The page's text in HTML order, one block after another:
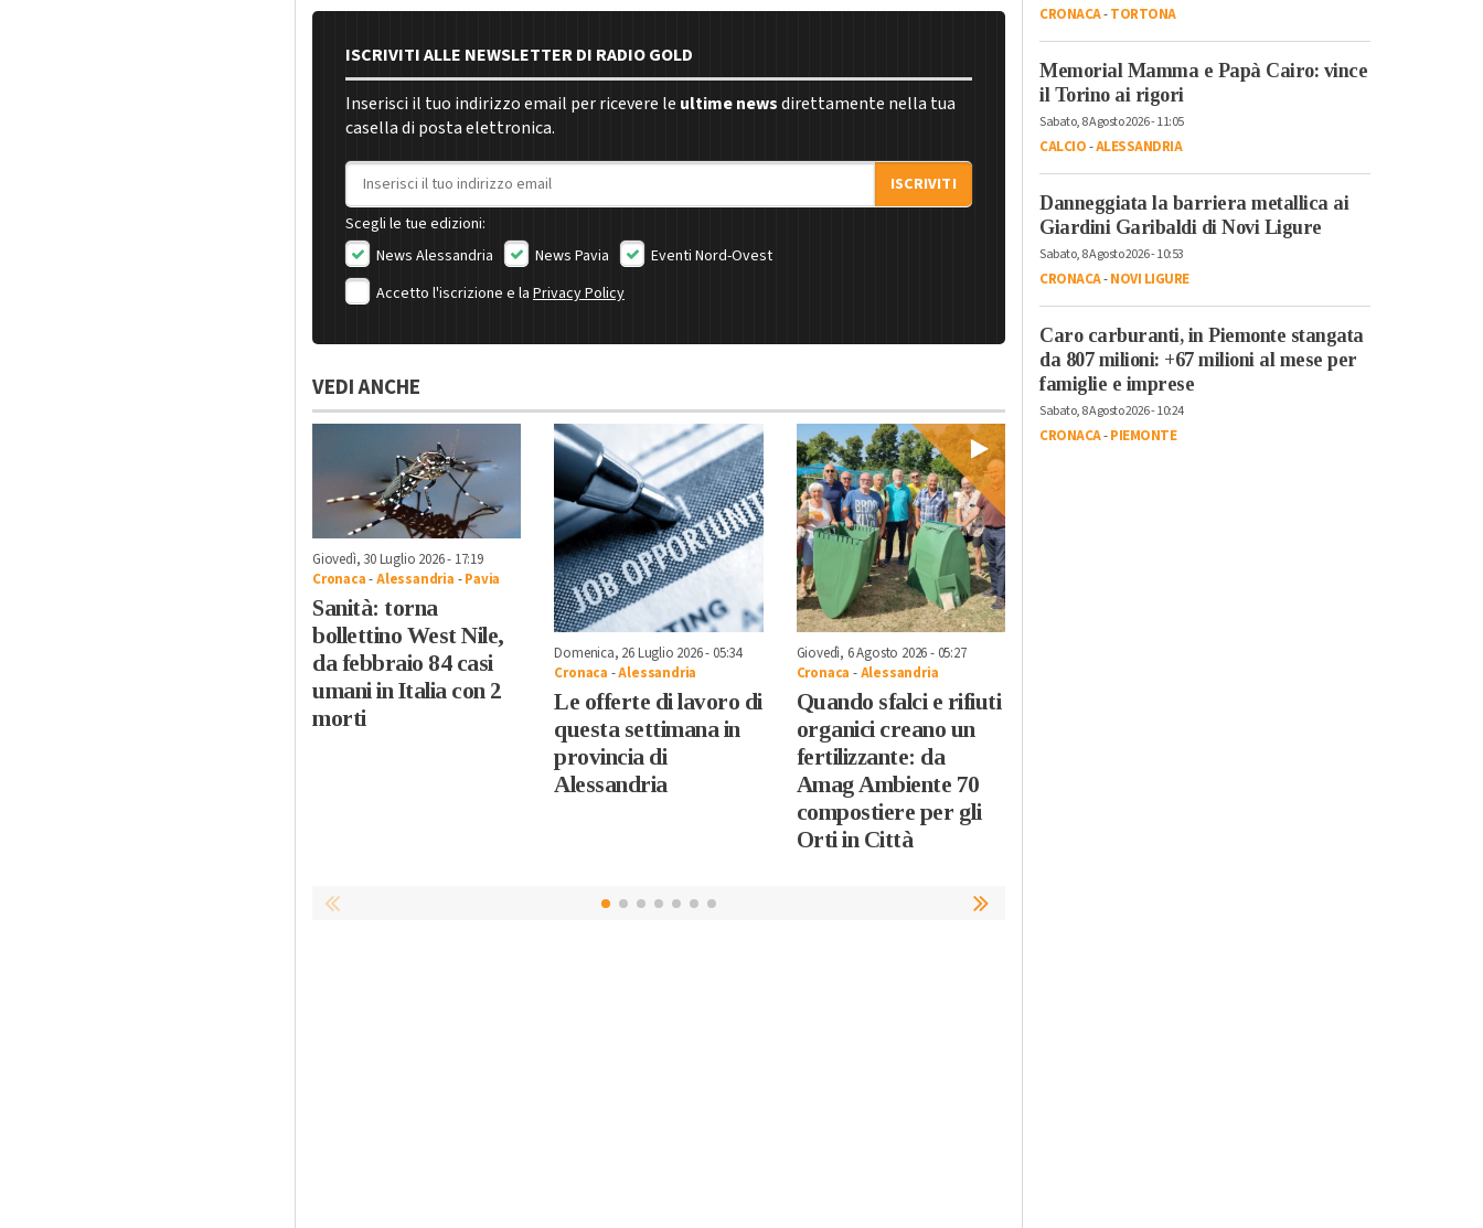
ISCRIVITI ALLE NEWSLETTER DI RADIO GOLD
Inserisci il tuo indirizzo email per ricevere le ultime newsdirettamente nella tua
casella di posta elettronica.
Indirizzo email
ISCRIVITI
Scegli le tue edizioni:
News Alessandria
News Pavia
Eventi Nord-Ovest
Accetto l'iscrizione e la Privacy Policy
VEDI ANCHE
Giovedì, 30 Luglio 2026 - 17:19
Cronaca-Alessandria -Pavia
Sanità: torna
bollettino West Nile,
da febbraio 84 casi
umani in Italia con 2
morti
Domenica, 26 Luglio 2026 - 05:34
Cronaca -Alessandria
Le offerte di lavoro di
questa settimana in
provincia di
Alessandria
Giovedì, 6 Agosto 2026 - 05:27
Cronaca -Alessandria
Quando sfalci e rifiuti
organici creano un
fertilizzante: da
Amag Ambiente 70
compostiere per gli
Orti in Città
CRONACA-TORTONA
Memorial Mamma e Papà Cairo: vince
il Torino ai rigori
Sabato, 8 Agosto 2026 - 11:05
CALCIO-ALESSANDRIA
Danneggiata la barriera metallica ai
Giardini Garibaldi di Novi Ligure
Sabato, 8 Agosto 2026 - 10:53
CRONACA-NOVI LIGURE
Caro carburanti, in Piemonte stangata
da 807 milioni: +67 milioni al mese per
famiglie e imprese
Sabato, 8 Agosto 2026 - 10:24
CRONACA-PIEMONTE